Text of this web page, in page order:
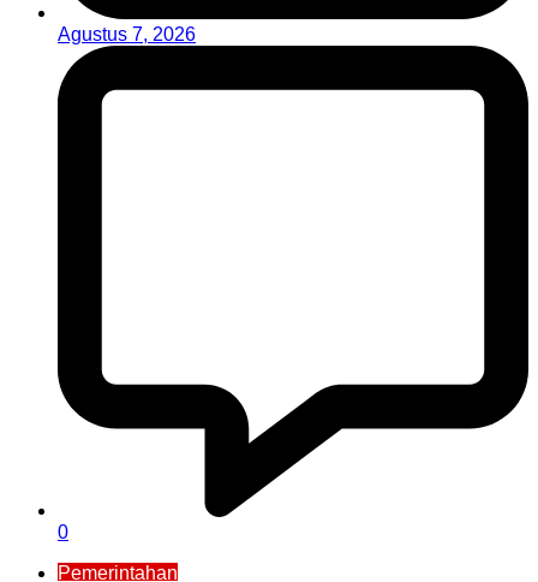
Agustus 7, 2026
0
Pemerintahan